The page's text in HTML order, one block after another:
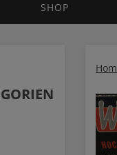
SHOP